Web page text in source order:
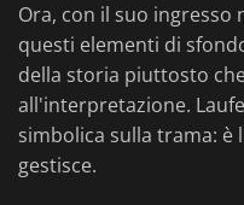
Ora, con il suo
questi elementi di
della storia piuttosto
all'interpretazione.
simbolica sulla trama: è
gestisce.